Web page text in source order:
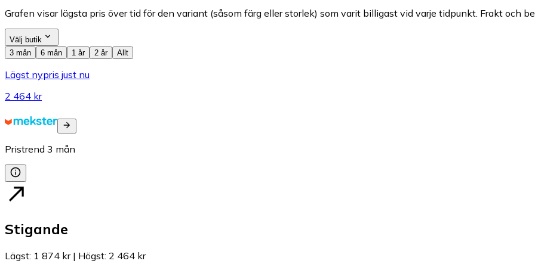
Grafen visar lägsta pris över tid för den variant (såsom färg eller storlek) som varit billigast vid varje tidpunkt. Frakt och
Välj butik
3 mån
6 mån 1 år 2 år Allt
Lägst nypris just nu
2 464 kr
Pristrend 3 mån
Stigande
Lägst: 1 874 kr| Högst: 2 464 kr